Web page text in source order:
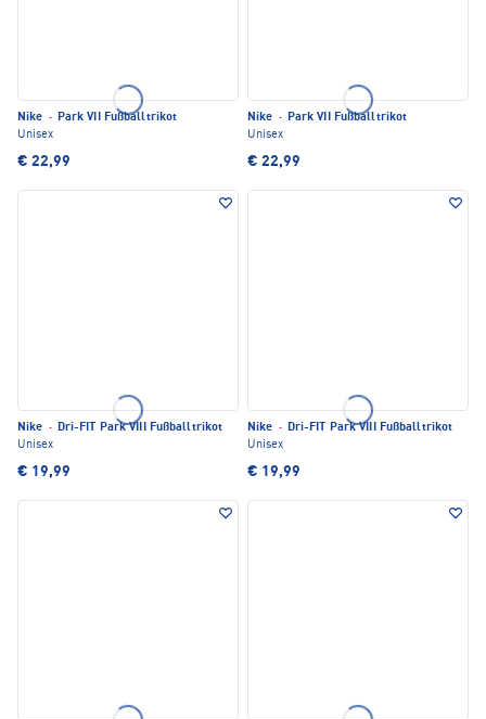
Nike · Park VII Fußballtrikot
Unisex
€ 22,99
Nike · Park VII Fußballtrikot
Unisex
€ 22,99
Nike · Dri-FIT Park VIII Fußballtrikot
Unisex
€ 19,99
Nike · Dri-FIT Park VIII Fußballtrikot
Unisex
€ 19,99